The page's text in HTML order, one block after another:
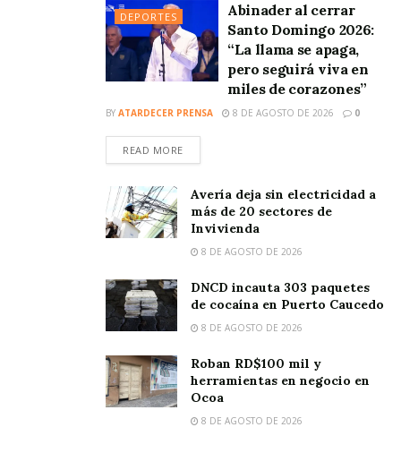
DEPORTES
Abinader al cerrar
Santo Domingo 2026:
“La llama se apaga,
pero seguirá viva en
miles de corazones”
BY ATARDECER PRENSA 8 DE AGOSTO DE 2026 0
READ MORE
Avería deja sin electricidad a
más de 20 sectores de
Invivienda
8 DE AGOSTO DE 2026
DNCD incauta 303 paquetes
de cocaína en Puerto Caucedo
8 DE AGOSTO DE 2026
Roban RD$100 mil y
herramientas en negocio en
Ocoa
8 DE AGOSTO DE 2026